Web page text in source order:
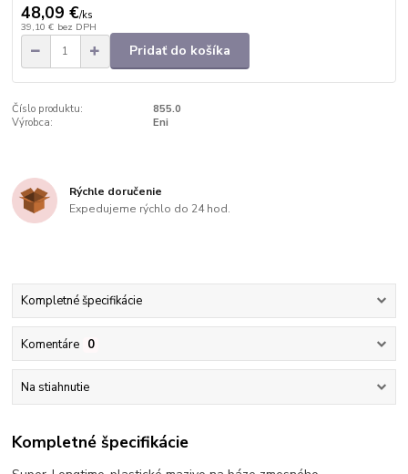
48,09 €/ks
39,10 € bez DPH
Pridať do košíka
Číslo produktu:
855.0
Výrobca:
Eni
Rýchle doručenie
Expedujeme rýchlo do 24 hod.
Kompletné špecifikácie
Komentáre 0
Na stiahnutie
Kompletné špecifikácie